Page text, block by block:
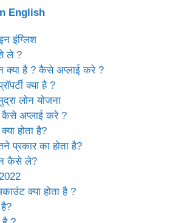
English
इंग्लिश
ले ?
क्या है ? कैसे अप्लाई करे ?
क्या है ?
लोन योजना
कैसे अप्लाई करे ?
होता है?
प्रकार का होता है?
कैसे ले?
क्या होता है ?